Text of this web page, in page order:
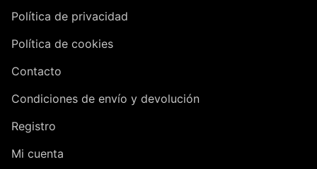
Política de privacidad
Política de cookies
Contacto
Condiciones de envío y devolución
Registro
Mi cuenta